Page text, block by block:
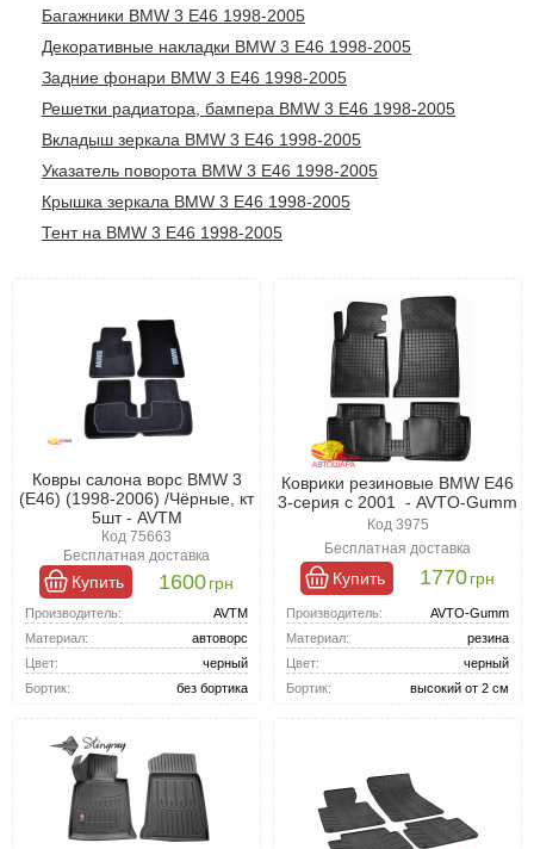
Багажники BMW 3 E46 1998-2005
Декоративные накладки BMW 3 E46 1998-2005
Задние фонари BMW 3 E46 1998-2005
Решетки радиатора, бампера BMW 3 E46 1998-2005
Вкладыш зеркала BMW 3 E46 1998-2005
Указатель поворота BMW 3 E46 1998-2005
Крышка зеркала BMW 3 E46 1998-2005
Тент на BMW 3 E46 1998-2005
Ковры салона ворс BMW 3
(Е46) (1998-2006) /Чёрные, кт
5шт - AVTM
Код 75663
Бесплатная доставка
Купить 1600грн
Производитель:
AVTM
Материал:
автоворс
Цвет:
черный
Бортик:
без бортика
Коврики резиновые BMW E46
3-серия с 2001 - AVTO-Gumm
Код 3975
Бесплатная доставка
Купить 1770грн
Производитель:
AVTO-Gumm
Материал:
резина
Цвет:
черный
Бортик:
высокий от 2 см